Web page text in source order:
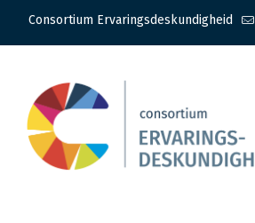
Consortium Ervaringsdeskundigheid